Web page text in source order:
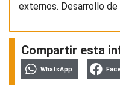
externos. Desarrollo
Compartir esta
WhatsApp